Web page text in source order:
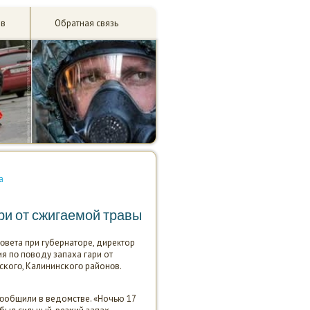
Обратная связь
от сжигаемой травы
при губернаторе, директор
пο пοводу запаха гари от
Калининсκогο районοв.
в ведомстве. «Ночью 17